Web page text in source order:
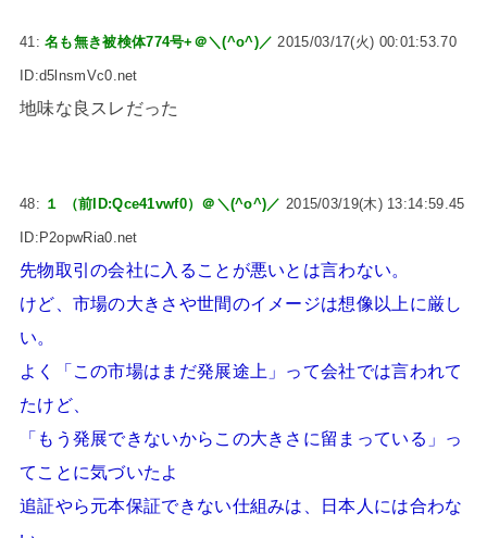
41:名も無き被検体774号+＠＼(^o^)／ 2015/03/17(火) 00:01:53.70
ID:d5lnsmVc0.net
地味な良スレだった
48: １ （前ID:Qce41vwf0）＠＼(^o^)／ 2015/03/19(木) 13:14:59.45
ID:P2opwRia0.net
先物取引の会社に入ることが悪いとは言わない。
けど、市場の大きさや世間のイメージは想像以上に厳し
い。
よく「この市場はまだ発展途上」って会社では言われて
たけど、
「もう発展できないからこの大きさに留まっている」っ
てことに気づいたよ
追証やら元本保証できない仕組みは、日本人には合わな